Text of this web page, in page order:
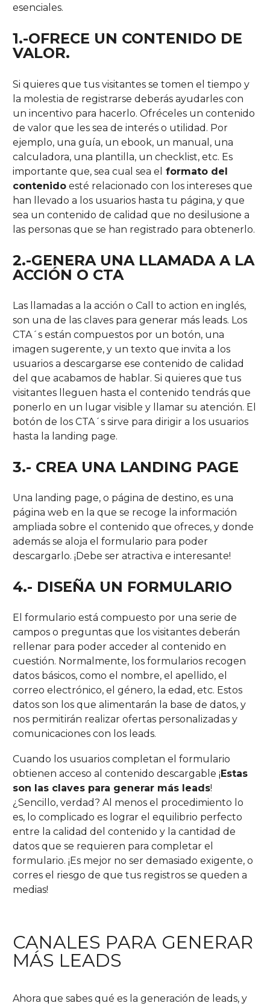
esenciales.
1.-OFRECE UN CONTENIDO DE
VALOR.
Si quieres que tus visitantes se tomen el tiempo y
la molestia de registrarse deberás ayudarles con
un incentivo para hacerlo. Ofréceles un contenido
de valor que les sea de interés o utilidad. Por
ejemplo, una guía, un ebook, un manual, una
calculadora, una plantilla, un checklist, etc. Es
importante que, sea cual sea el formato del
contenido esté relacionado con los intereses que
han llevado a los usuarios hasta tu página, y que
sea un contenido de calidad que no desilusione a
las personas que se han registrado para obtenerlo.
2.-GENERA UNA LLAMADA A LA
ACCIÓN O CTA
Las llamadas a la acción o Call to action en inglés,
son una de las claves para generar más leads. Los
CTA´s están compuestos por un botón, una
imagen sugerente, y un texto que invita a los
usuarios a descargarse ese contenido de calidad
del que acabamos de hablar. Si quieres que tus
visitantes lleguen hasta el contenido tendrás que
ponerlo en un lugar visible y llamar su atención. El
botón de los CTA´s sirve para dirigir a los usuarios
hasta la landing page.
3.- CREA UNA LANDING PAGE
Una landing page, o página de destino, es una
página web en la que se recoge la información
ampliada sobre el contenido que ofreces, y donde
además se aloja el formulario para poder
descargarlo. ¡Debe ser atractiva e interesante!
4.- DISEÑA UN FORMULARIO
El formulario está compuesto por una serie de
campos o preguntas que los visitantes deberán
rellenar para poder acceder al contenido en
cuestión. Normalmente, los formularios recogen
datos básicos, como el nombre, el apellido, el
correo electrónico, el género, la edad, etc. Estos
datos son los que alimentarán la base de datos, y
nos permitirán realizar ofertas personalizadas y
comunicaciones con los leads.
Cuando los usuarios completan el formulario
obtienen acceso al contenido descargable ¡Estas
son las claves para generar más leads!
¿Sencillo, verdad? Al menos el procedimiento lo
es, lo complicado es lograr el equilibrio perfecto
entre la calidad del contenido y la cantidad de
datos que se requieren para completar el
formulario. ¡Es mejor no ser demasiado exigente, o
corres el riesgo de que tus registros se queden a
medias!
CANALES PARA GENERAR
MÁS LEADS
Ahora que sabes qué es la generación de leads, y